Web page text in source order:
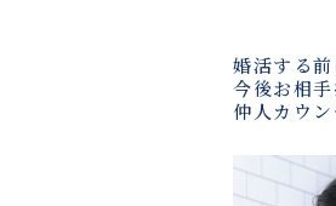
婚活する
今後お相
仲人カウ